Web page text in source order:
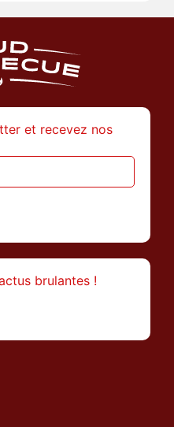
et recevez nos
brulantes !